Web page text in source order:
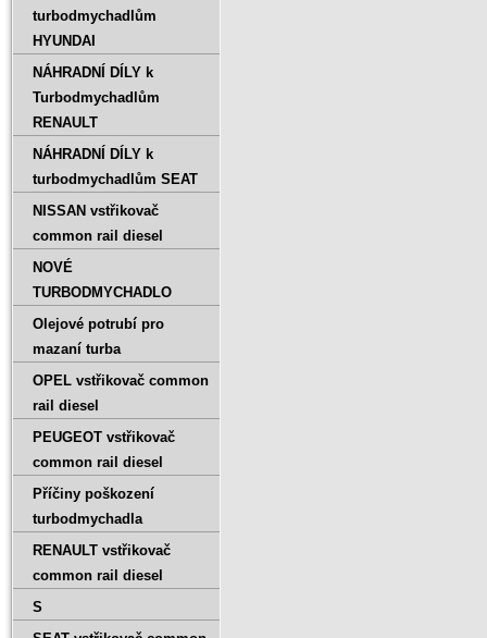
turbodmychadlům
HYUNDAI
NÁHRADNÍ DÍLY k
Turbodmychadlům
RENAULT
NÁHRADNÍ DÍLY k
turbodmychadlům SEAT
NISSAN vstřikovač
common rail diesel
NOVÉ
TURBODMYCHADLO
Olejové potrubí pro
mazaní turba
OPEL vstřikovač common
rail diesel
PEUGEOT vstřikovač
common rail diesel
Příčiny poškození
turbodmychadla
RENAULT vstřikovač
common rail diesel
S